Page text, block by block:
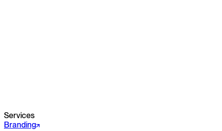
Services
Branding